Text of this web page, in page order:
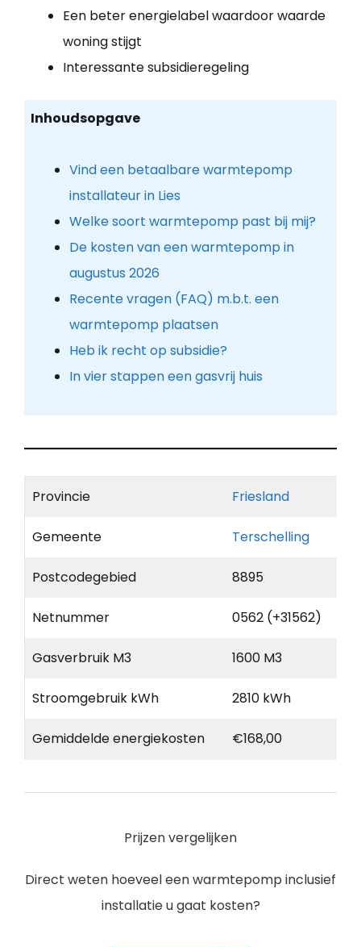
Een beter energielabel waardoor waarde
woning stijgt
Interessante subsidieregeling
Inhoudsopgave
Vind een betaalbare warmtepomp
installateur in Lies
Welke soort warmtepomp past bij mij?
De kosten van een warmtepomp in
augustus 2026
Recente vragen (FAQ) m.b.t. een
warmtepomp plaatsen
Heb ik recht op subsidie?
In vier stappen een gasvrij huis
Provincie Friesland
Gemeente Terschelling
Postcodegebied 8895
Netnummer 0562 (+31562)
Gasverbruik M3 1600 M3
Stroomgebruik kWh 2810 kWh
Gemiddelde energiekosten €168,00
Prijzen vergelijken
Direct weten hoeveel een warmtepomp inclusief
installatie u gaat kosten?